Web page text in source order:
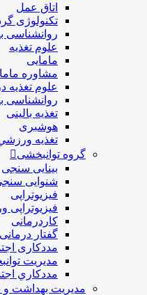
اتاق عمل
تکنولوژی
روانشناسی
علوم تغذیه
مامایی
مشاوره
علوم تغذیه
روانشناسی
تغذیه بالینی
هوشبری
تغذيه
گروه توانبخشی
بینایی سنجی
شنوایی
فیزیوتراپی
فیزیوتراپی
کاردرمانی
گفتار درمانی
مددکاری
مديريت
مددکاري
مدیریت بهداشت و